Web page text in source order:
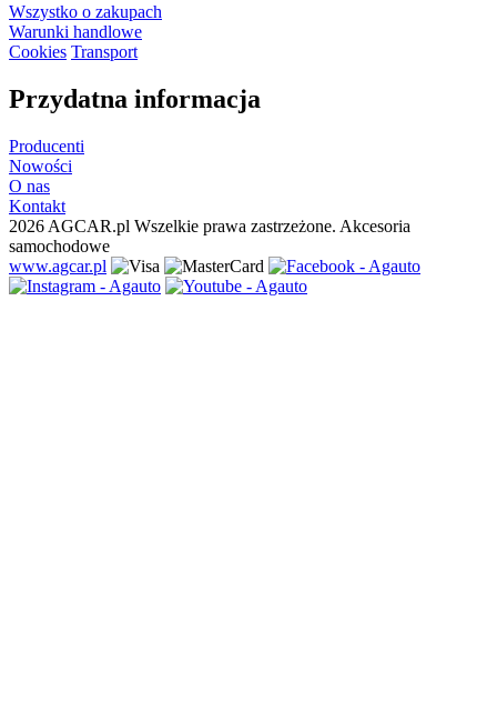
Wszystko o zakupach
Warunki handlowe
Cookies Transport
Przydatna informacja
Producenti
Nowości
O nas
Kontakt
2026 AGCAR.pl Wszelkie prawa zastrzeżone. Akcesoria
samochodowe
www.agcar.pl